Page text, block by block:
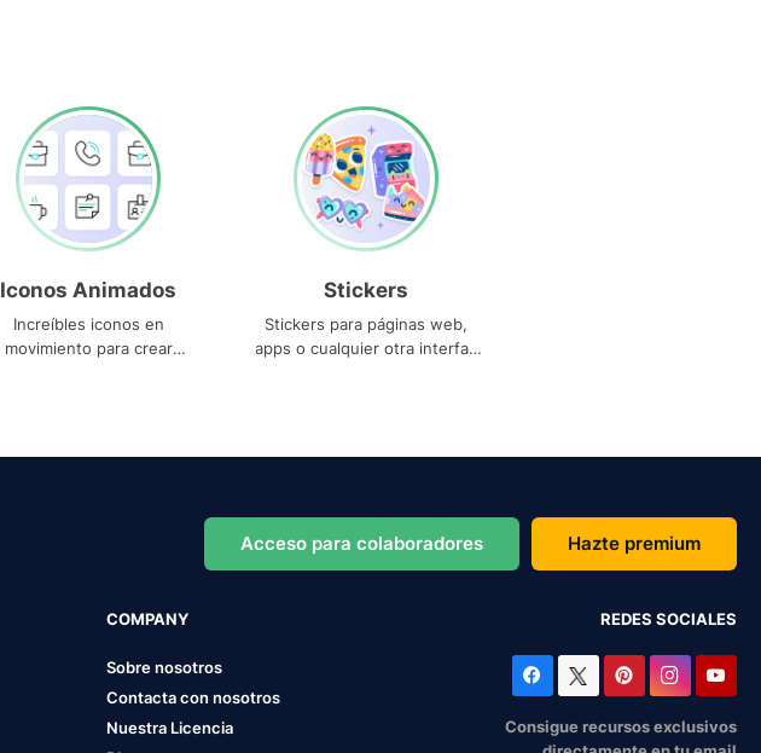
Iconos Animados
Increíbles iconos en
movimiento para crear
Stickers
Stickers para páginas web,
apps o cualquier otra interfaz
Acceso para colaboradores Hazte premium
COMPANY
Sobre nosotros
Contacta con nosotros
Nuestra Licencia
REDES SOCIALES
Consigue recursos exclusivos